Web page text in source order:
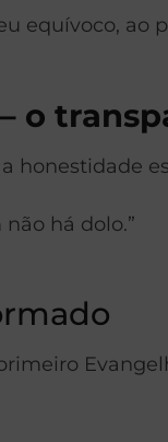
equívoco, ao
o
honestidade
há dolo.”